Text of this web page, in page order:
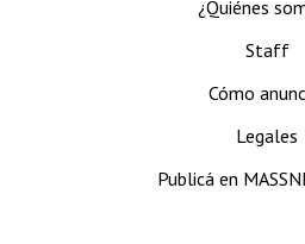
¿Quiénes
Staff
Cómo
Legales
Publicá en